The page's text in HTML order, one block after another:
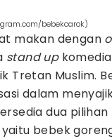
bebekcarok)
makan dengan
stand up
Tretan Muslim.
dalam
dua
bebek